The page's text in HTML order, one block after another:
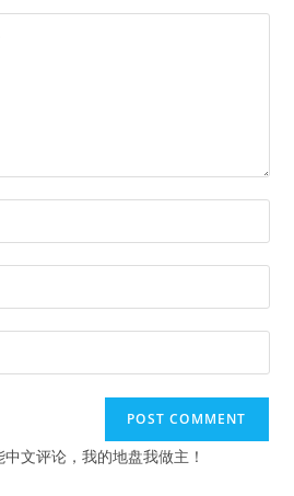
文评论，我的地盘我做主！